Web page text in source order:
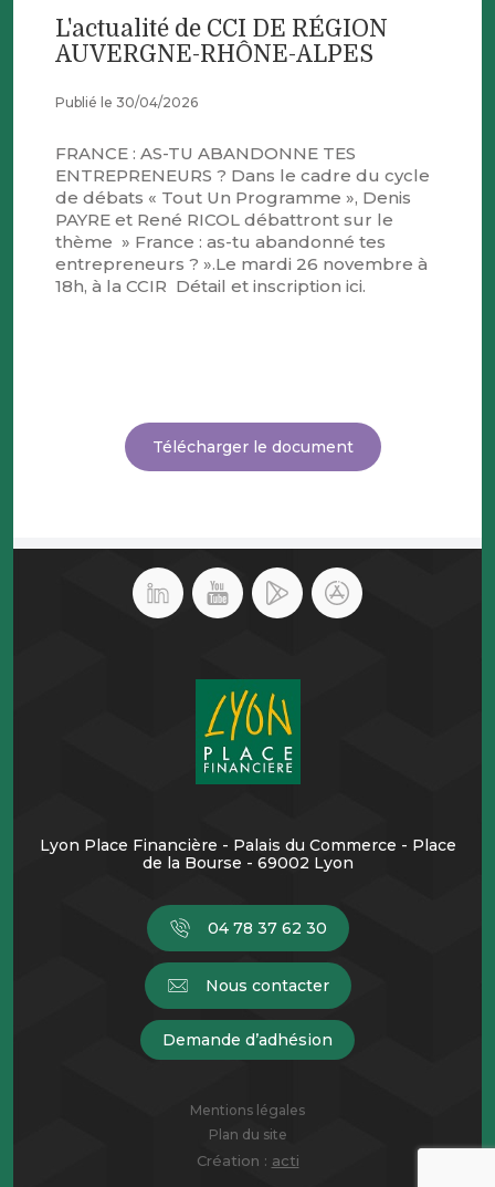
L'actualité de CCI DE RÉGION
AUVERGNE-RHÔNE-ALPES
Publié le 30/04/2026
FRANCE : AS-TU ABANDONNE TES
ENTREPRENEURS ? Dans le cadre du cycle
de débats « Tout Un Programme », Denis
PAYRE et René RICOL débattront sur le
thème » France : as-tu abandonné tes
entrepreneurs ? ».Le mardi 26 novembre à
18h, à la CCIR Détail et inscription ici.
Télécharger le document
Lyon Place Financière - Palais du Commerce - Place
de la Bourse - 69002 Lyon
04 78 37 62 30
Nous contacter
Demande d’adhésion
Mentions légales
Plan du site
Création : acti